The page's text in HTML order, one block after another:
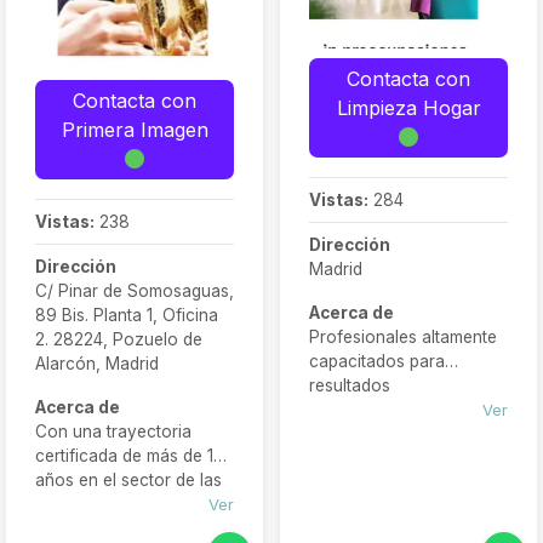
Contacta con
Primera Imagen
Vistas: 238
Dirección
C/ Pinar de Somosaguas,
89 Bis. Planta 1, Oficina
2. 28224, Pozuelo de
Alarcón, Madrid
Acerca de
Con una trayectoria
certificada de más de 13
años en el sector de las
Ver
Contacta con
Limpieza Hogar
Vistas: 284
Dirección
Madrid
Acerca de
Profesionales altamente
capacitados para
resultados
excepcionales. ServicioVer